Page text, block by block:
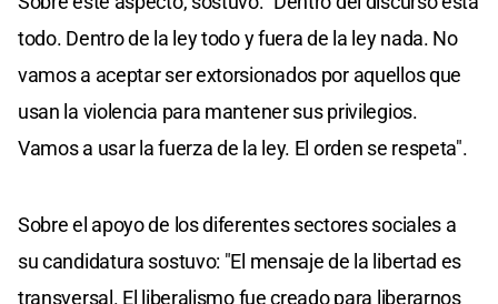
todo. Dentro de la ley todo y fuera de la ley nada. No
vamos a aceptar ser extorsionados por aquellos que
usan la violencia para mantener sus privilegios.
Vamos a usar la fuerza de la ley. El orden se respeta".
Sobre el apoyo de los diferentes sectores sociales a
su candidatura sostuvo: "El mensaje de la libertad es
transversal. El liberalismo fue creado para liberarnos